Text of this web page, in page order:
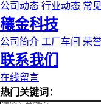
公司动态 行业动态 常
穰金科技
公司简介 工厂车间 荣
联系我们
在线留言
热门关键词：